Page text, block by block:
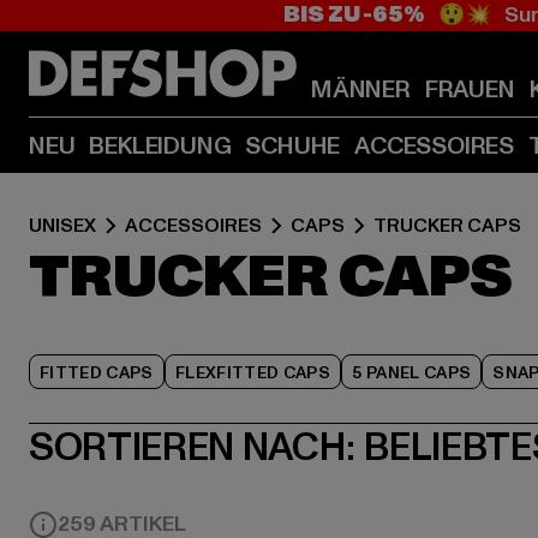
BIS ZU -65% 😲💥
MÄNNER FRAUEN
NEU BEKLEIDUNG SCHUHE ACCESSOIRES
UNISEX ACCESSOIRES CAPS TRUCKER CAPS
TRUCKER CAPS
FITTED CAPS FLEXFITTED CAPS 5 PANEL CAPS
SORTIEREN NACH:
259 ARTIKEL